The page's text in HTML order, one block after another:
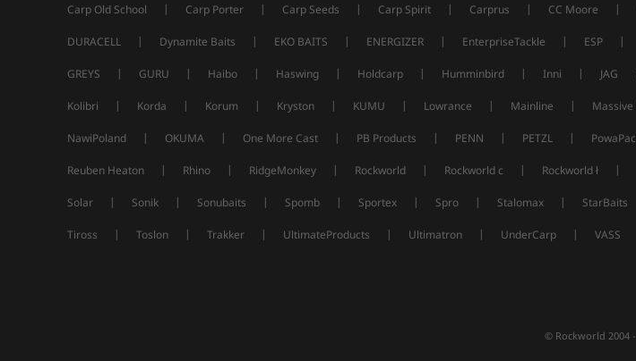
Carp Old School | Carp Porter | Carp Seeds | Carp Spirit | Carprus | CC Moore |
DURACELL | Dynamite Baits | EKO BAITS | ENERGIZER | EnterpriseTackle | ESP |
GREYS | GURU | Haibo | Haswing | Holdcarp | Humminbird | Inni | JAG
Kolibri | Korda | Korum | Kryston | KUMU | Lowrance | Mainline | Massive
NawiPoland | OKUMA | One More Cast | PB Products | PENN | PETZL |
Reuben Heaton | Rhino | RidgeMonkey | Rockworld | Rockworld c | Rockworld ł |
Solar | Sonik | Sonubaits | Spomb | Sportex | Spro | Stalomax | StarBaits
Tiross | Toslon | Trakker | UltimateProducts | Ultimatron | UnderCarp | VASS
© Rockworld 2004